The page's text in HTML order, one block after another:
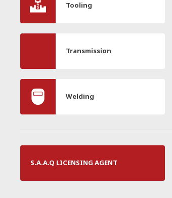
Tooling
Transmission
Welding
S.A.A.Q LICENSING AGENT